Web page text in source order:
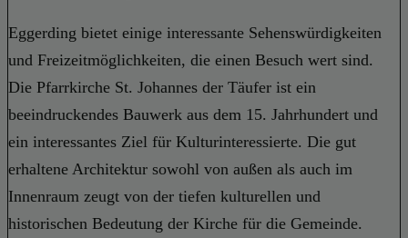
Eggerding bietet einige interessante Sehenswürdigkeiten
und Freizeitmöglichkeiten, die einen Besuch wert sind.
Die Pfarrkirche St. Johannes der Täufer ist ein
beeindruckendes Bauwerk aus dem 15. Jahrhundert und
ein interessantes Ziel für Kulturinteressierte. Die gut
erhaltene Architektur sowohl von außen als auch im
Innenraum zeugt von der tiefen kulturellen und
historischen Bedeutung der Kirche für die Gemeinde.